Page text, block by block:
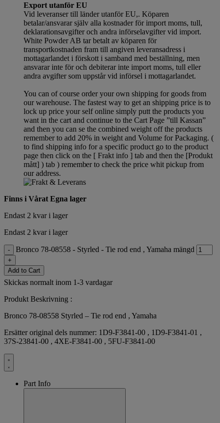
Export utanför EU
Vid leveranser till länder utanför EU,. Köparen
betalar/ansvarar själv alla kostnader för import moms, tull,
deklarationsavgifter och andra införselavgifter vid import.
White Powder AB tar betalt av köparen för
transportkostnaden fram till angiven leveransadress i
mottagarlandet i förskott i samband med beställning, men
ansvarar inte för och debiterar inte import moms, tull eller
andra avgifter som uppstår vid införsel i mottagarlandet.
You can of course order your own shipping for goods from
our warehouse. The fastest way to get an shipping price is to
lock up price your self online simply putt the products you
want in the cart and continue to the Cart Page ”till Kassan”
and then you can se the combined weight off the products
remember to add 20% in weight and Volume for Packaging. (
to find shipping info for a specific product go to the product
page then click on the [ Frakt info ] tab and then the [Produkt
mått] ) tab ) rememberto check the price whit pickup from
our address.
Finns i Vårat Egna lager
Endast 2 kvar i lager
Endast 2 kvar i lager
- Bronco 78-08558 - Styrled - Tie rod end , Yamaha mängd
+
Add to Cart
Skickas normalt inom 1-3 vardagar
Produkt Beskrivning :
Bronco 78-08558 Styrled – Tie rod end , Yamaha
Ersätter original dels nummer: 1D9-F3841-00 , 1D9-F3841-01 ,
37S-23841-00 , 4XE-F3841-00 , 5FU-F3841-00
Part Info